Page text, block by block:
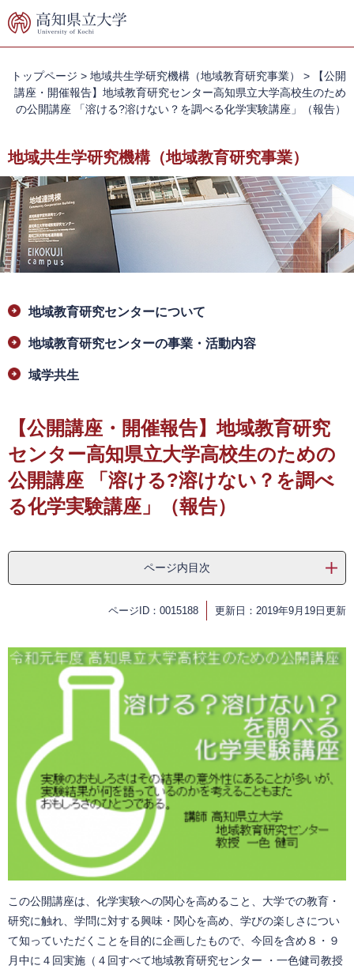
ー
ニ
本
文
へ
トップページ > 地域共生学研究機構（地域教育研究事業） >
【公開
講座・開催報告】地域教育研究センター高知県立大学高校生のため
の公開講座 「溶ける?溶けない？を調べる化学実験講座」（報告）
地域共生学研究機構（地域教育研究事業）
文
地域教育研究センターについて
地域教育研究センターの事業・活動内容
域学共生
【公開講座・開催報告】地域教育研究
センター高知県立大学高校生のための
公開講座 「溶ける?溶けない？を調べ
る化学実験講座」（報告）
ページ内目次
ページID：0015188 更新日：2019年9月19日更新
この公開講座は、化学実験への関心を高めること、大学での教育・
研究に触れ、学問に対する興味・関心を高め、学びの楽しさについ
て知っていただくことを目的に企画したもので、今回を含め８・９
月中に４回実施（４回すべて地域教育研究センター ・一色健司教授